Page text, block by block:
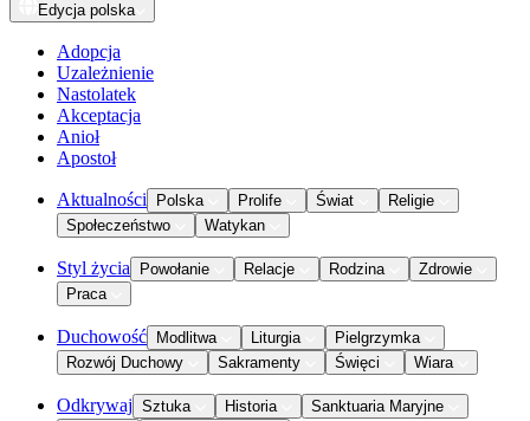
Edycja polska
Adopcja
Uzależnienie
Nastolatek
Akceptacja
Anioł
Apostoł
Aktualności Polska Prolife Świat
Religie
Społeczeństwo
Watykan
Styl życia Powołanie Relacje Rodzina
Zdrowie
Praca
Duchowość Modlitwa Liturgia
Pielgrzymka
Rozwój Duchowy
Sakramenty Święci Wiara
Odkrywaj Sztuka Historia
Sanktuaria Maryjne